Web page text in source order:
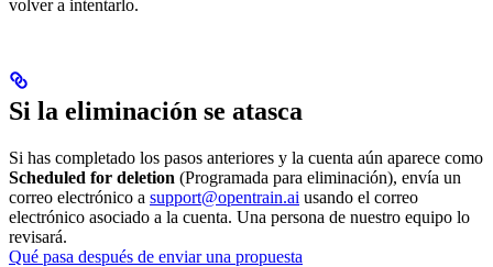
volver a intentarlo.
Si la eliminación se atasca
Si has completado los pasos anteriores y la cuenta aún aparece como
Scheduled for deletion (Programada para eliminación), envía un
correo electrónico a support@opentrain.ai usando el correo
electrónico asociado a la cuenta. Una persona de nuestro equipo lo
revisará.
Qué pasa después de enviar una propuesta